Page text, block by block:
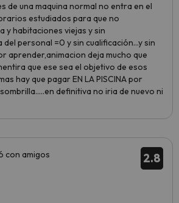
de una maquina normal no entra en el
estudiados para que no
y habitaciones viejas y sin
del personal =0 y sin cualificación...y sin
aprender,animacion deja mucho que
que ese sea el objetivo de esos
hay que pagar EN LA PISCINA por
definitiva no iria de nuevo ni
2.8
con amigos